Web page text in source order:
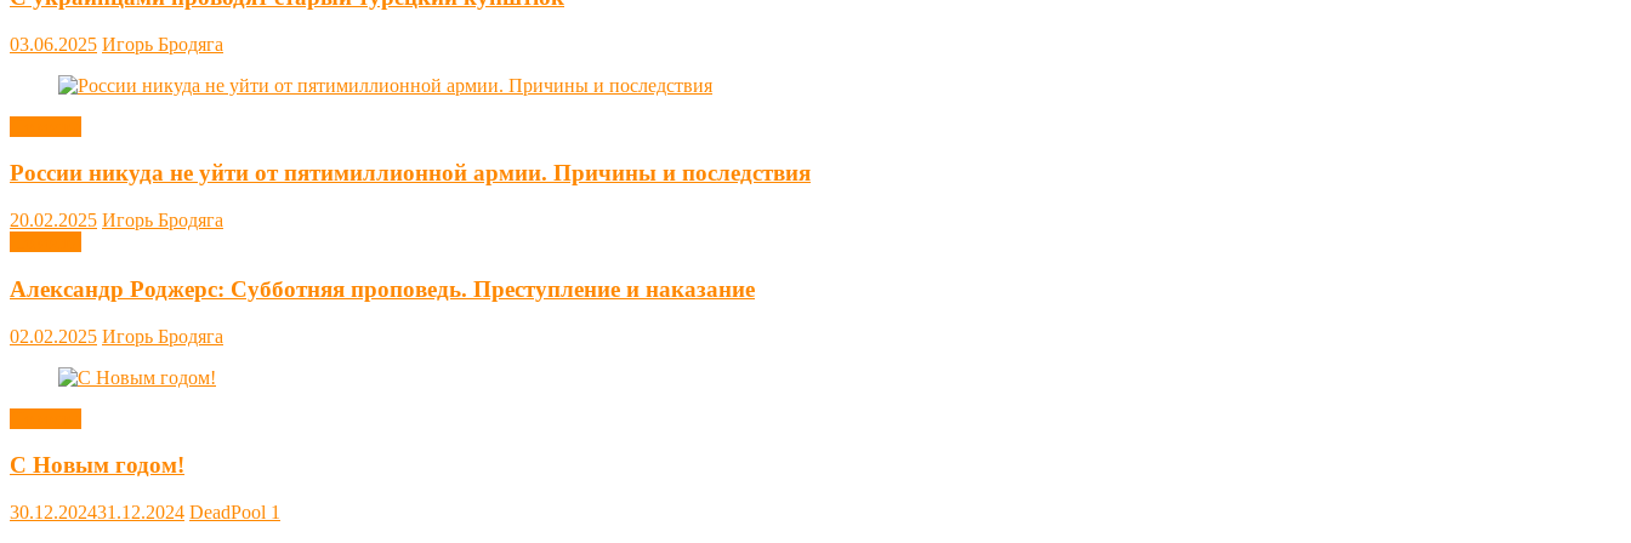
03.06.2025 Игорь Бродяга
России никуда не уйти от пятимиллионной армии. Причины и последствия
20.02.2025 Игорь Бродяга
Александр Роджерс: Субботняя проповедь. Преступление и наказание
02.02.2025 Игорь Бродяга
С Новым годом!
30.12.202431.12.2024 DeadPool 1